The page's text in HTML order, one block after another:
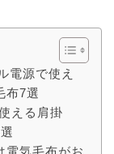
電源で使え
布7選
える肩掛